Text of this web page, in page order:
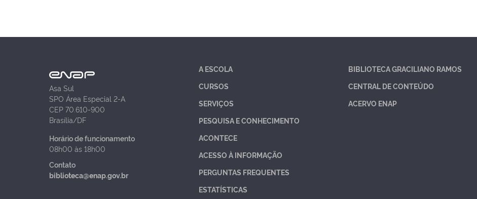
Asa Sul
SPO Área Especial 2-A
CEP 70.610-900
Brasília/DF
Horário de funcionamento
08h00 às 18h00
Contato
biblioteca@enap.gov.br
A ESCOLA
CURSOS
SERVIÇOS
PESQUISA E CONHECIMENTO
ACONTECE
ACESSO À INFORMAÇÃO
PERGUNTAS FREQUENTES
ESTATÍSTICAS
BIBLIOTECA GRACILIANO RAMOS
CENTRAL DE CONTEÚDO
ACERVO ENAP